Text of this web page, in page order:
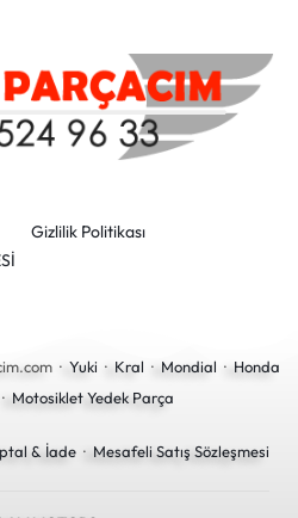
Gizlilik Politikası
· Yuki · Kral · Mondial · Honda
Motosiklet Yedek Parça
& İade· Mesafeli Satış Sözleşmesi